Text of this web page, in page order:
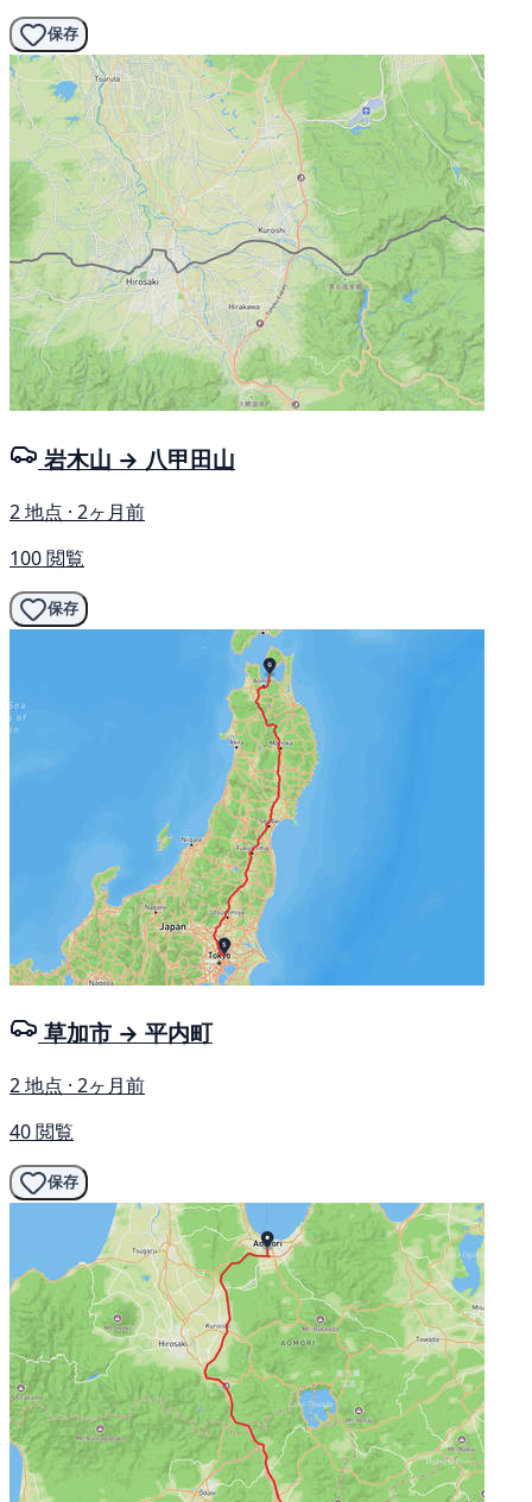
保存
岩木山 → 八甲田山
2 地点 · 2ヶ月前
100 閲覧
保存
草加市 → 平内町
2 地点 · 2ヶ月前
40 閲覧
保存